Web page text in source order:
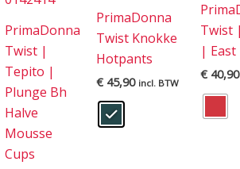
PrimaDonna
Twist |
Tepito |
Plunge Bh
Halve
Mousse
Cups
PrimaDonna
Twist Knokke
Hotpants
€45,90 incl. BTW
Twist
| East
€40,90